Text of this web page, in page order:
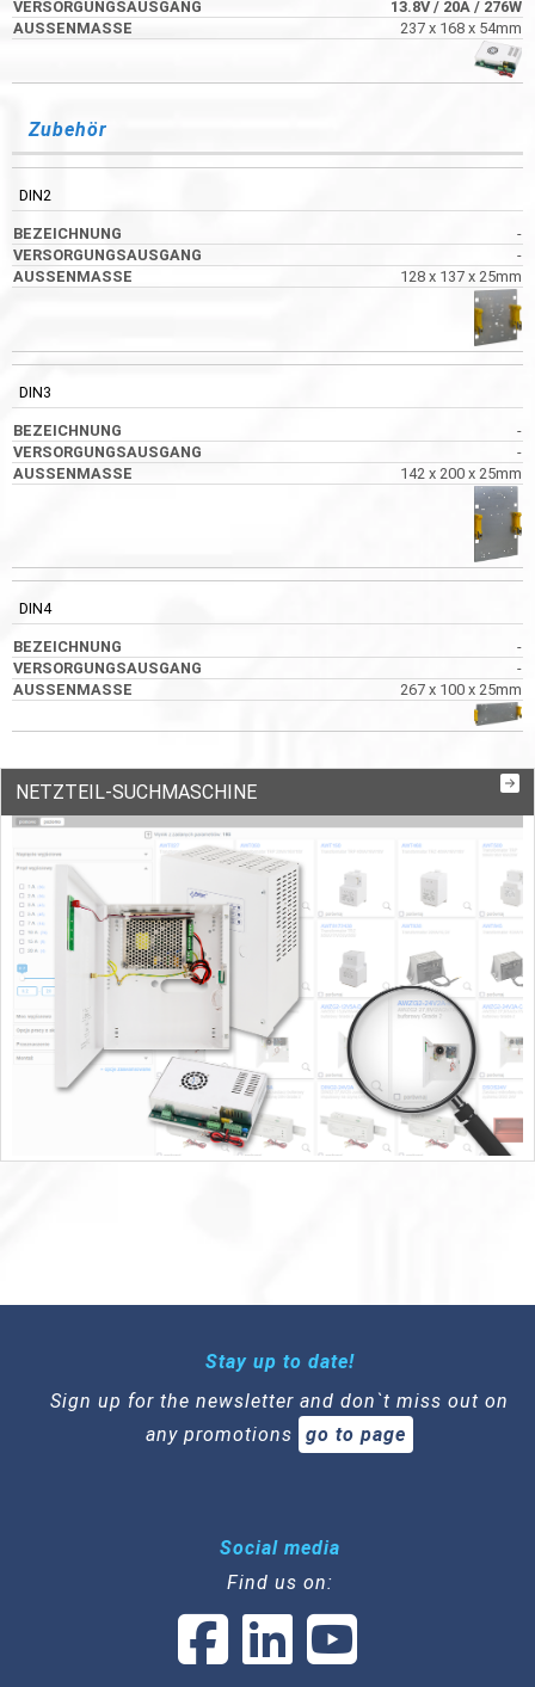
13.8V/ 20A / 276W
237 x 168 x 54mm
Zubehör
DIN2
-
-
128 x 137 x 25mm
DIN3
-
-
142 x 200 x 25mm
DIN4
-
-
267 x 100 x 25mm
NETZTEIL-SUCHMASCHINE
Stay up to date!
Sign up for the newsletter and don`t miss out on
any promotions
go to page
Social media
Find us on: